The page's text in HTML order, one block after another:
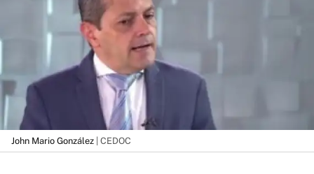
John Mario González | CEDOC